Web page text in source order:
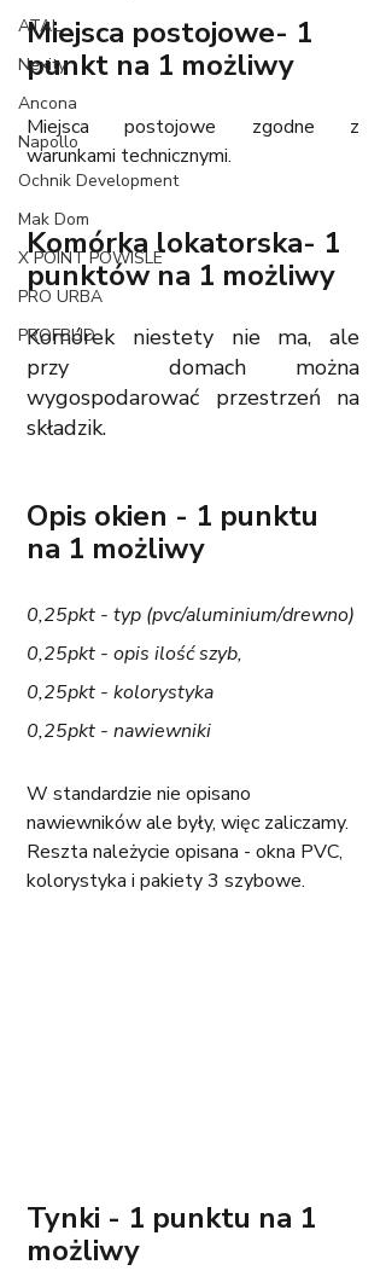
ATAL
Nexity
Ancona
Napollo
Ochnik Development
Mak Dom
X POINT POWISLE
PRO URBA
PROFBUD
Miejsca postojowe- 1
punkt na 1 możliwy
Miejsca postojowe zgodne z
warunkami technicznymi.
Komórka lokatorska- 1
punktów na 1 możliwy
Komórek niestety nie ma, ale
przy  domach można
wygospodarować przestrzeń na
składzik.
Opis okien - 1 punktu
na 1 możliwy
0,25pkt - typ (pvc/aluminium/drewno)
0,25pkt - opis ilość szyb,
0,25pkt - kolorystyka
0,25pkt - nawiewniki
W standardzie nie opisano
nawiewników ale były, więc zaliczamy.
Reszta należycie opisana - okna PVC,
kolorystyka i pakiety 3 szybowe.
Tynki - 1 punktu na 1
możliwy